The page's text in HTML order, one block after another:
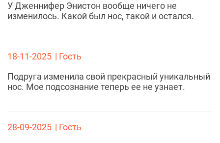
У Дженнифер Энистон вообще ничего не
изменилось. Какой был нос, такой и остался.
18-11-2025 | Гость
Подруга изменила свой прекрасный уникальный
нос. Мое подсознание теперь ее не узнает.
28-09-2025 | Гость